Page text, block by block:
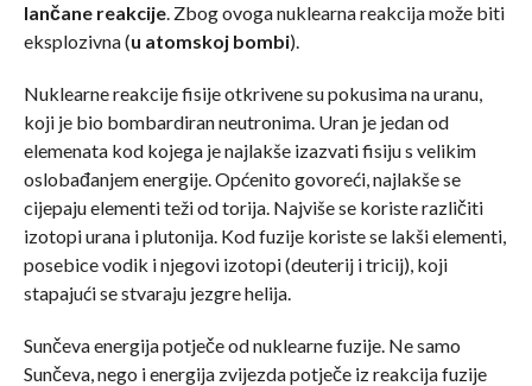
lančane reakcije. Zbog ovoga nuklearna reakcija može biti
eksplozivna (u atomskoj bombi).
Nuklearne reakcije fisije otkrivene su pokusima na uranu,
koji je bio bombardiran neutronima. Uran je jedan od
elemenata kod kojega je najlakše izazvati fisiju s velikim
oslobađanjem energije. Općenito govoreći, najlakše se
cijepaju elementi teži od torija. Najviše se koriste različiti
izotopi urana i plutonija. Kod fuzije koriste se lakši elementi,
posebice vodik i njegovi izotopi (deuterij i tricij), koji
stapajući se stvaraju jezgre helija.
Sunčeva energija potječe od nuklearne fuzije. Ne samo
Sunčeva, nego i energija zvijezda potječe iz reakcija fuzije